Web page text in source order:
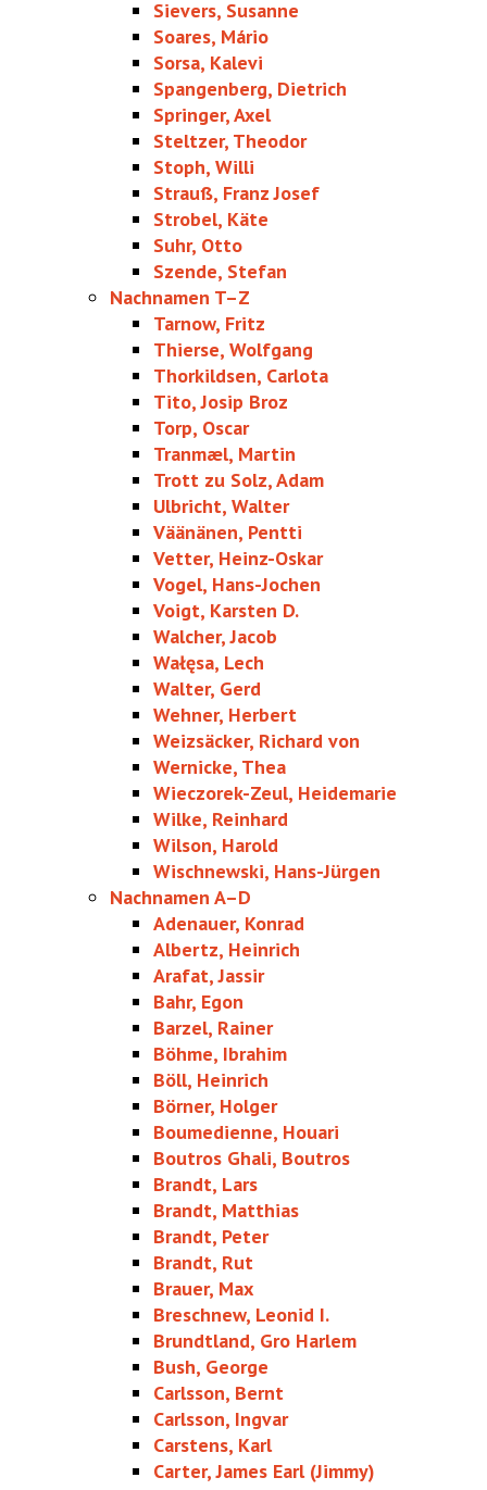
Sievers, Susanne
Soares, Mário
Sorsa, Kalevi
Spangenberg, Dietrich
Springer, Axel
Steltzer, Theodor
Stoph, Willi
Strauß, Franz Josef
Strobel, Käte
Suhr, Otto
Szende, Stefan
Nachnamen T–Z
Tarnow, Fritz
Thierse, Wolfgang
Thorkildsen, Carlota
Tito, Josip Broz
Torp, Oscar
Tranmæl, Martin
Trott zu Solz, Adam
Ulbricht, Walter
Väänänen, Pentti
Vetter, Heinz-Oskar
Vogel, Hans-Jochen
Voigt, Karsten D.
Walcher, Jacob
Wałęsa, Lech
Walter, Gerd
Wehner, Herbert
Weizsäcker, Richard von
Wernicke, Thea
Wieczorek-Zeul, Heidemarie
Wilke, Reinhard
Wilson, Harold
Wischnewski, Hans-Jürgen
Nachnamen A–D
Adenauer, Konrad
Albertz, Heinrich
Arafat, Jassir
Bahr, Egon
Barzel, Rainer
Böhme, Ibrahim
Böll, Heinrich
Börner, Holger
Boumedienne, Houari
Boutros Ghali, Boutros
Brandt, Lars
Brandt, Matthias
Brandt, Peter
Brandt, Rut
Brauer, Max
Breschnew, Leonid I.
Brundtland, Gro Harlem
Bush, George
Carlsson, Bernt
Carlsson, Ingvar
Carstens, Karl
Carter, James Earl (Jimmy)